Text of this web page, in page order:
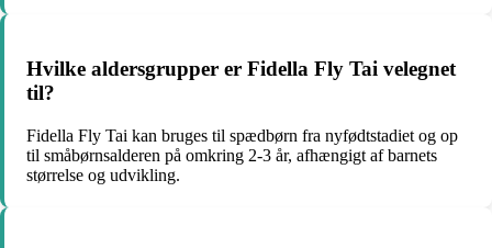
Hvilke aldersgrupper er Fidella Fly Tai velegnet
til?
Fidella Fly Tai kan bruges til spædbørn fra nyfødtstadiet og op
til småbørnsalderen på omkring 2-3 år, afhængigt af barnets
størrelse og udvikling.